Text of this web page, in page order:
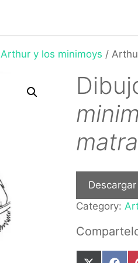
Arthur y los minimoys /
Descargar
Category: